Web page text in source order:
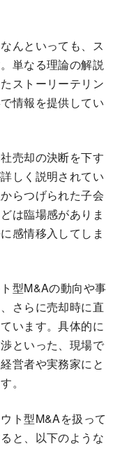
んといっても、ス
単なる理論の解説
ストーリーテリン
情報を提供してい
売却の決断を下す
しく説明されてい
らつげられた子会
は臨場感がありま
感情移入してしま
型M&Aの動向や事
さらに売却時に直
います。具体的に
といった、現場で
営者や実務家にと
。
ト型M&Aを扱って
と、以下のような